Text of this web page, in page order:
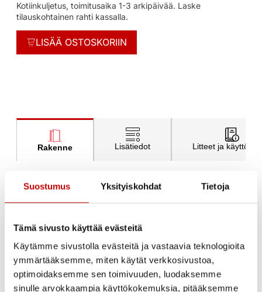
Suostumus Yksityiskohdat Tietoja
Tämä sivusto käyttää evästeitä
Käytämme sivustolla evästeitä ja vastaavia teknologioita
ymmärtääksemme, miten käytät verkkosivustoa,
optimoidaksemme sen toimivuuden, luodaksemme
sinulle arvokkaampia käyttökokemuksia, pitääksemme
Kotiinkuljetus, toimitusaika 1-3 arkipäivää. Laske
tilauskohtainen rahti kassalla.
LISÄÄ OSTOSKORIIN
Rakenne Lisätiedot Litteet ja
Ulko-oven rakenne
Ovilevy
Lämpöeristetty 82 mm vahva ovilehti.